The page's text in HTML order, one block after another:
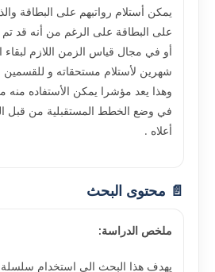
يمكن أستلام رواتبهم على البطاقة
أو في مجال قياس الزمن اللازم
شهرين لأستلام مستحقاته و
وهذا يعد مؤشرا يمكن الأستفاده منه
في وضع الخطط المستقبلية من قبل
أعلاه .
📄 محتوى البحث
ملخص الدراسة:
يهدف هذا البحث الى استخدام